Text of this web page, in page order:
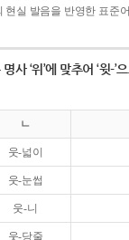
현실 발음을 반영한 표준
명사 ‘위’에 맞추어 ‘윗-
ㄴ
웃-넓이
웃-눈썹
웃-니
웃-당줄